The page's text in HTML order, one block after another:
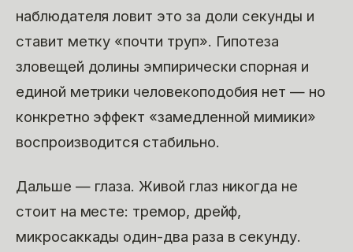
наблюдателя ловит это за доли секунды и
ставит метку «почти труп». Гипотеза
зловещей долины эмпирически спорная и
единой метрики человекоподобия нет — но
конкретно эффект «замедленной мимики»
воспроизводится стабильно.
Дальше — глаза. Живой глаз никогда не
стоит на месте: тремор, дрейф,
микросаккады один-два раза в секунду.